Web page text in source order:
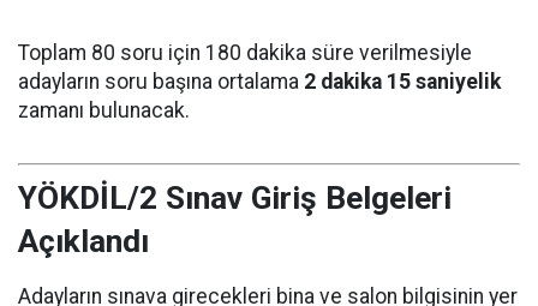
Toplam 80 soru için 180 dakika süre verilmesiyle
adayların soru başına ortalama 2 dakika 15 saniyelik
zamanı bulunacak.
YÖKDİL/2 Sınav Giriş Belgeleri
Açıklandı
Adayların sınava girecekleri bina ve salon bilgisinin yer